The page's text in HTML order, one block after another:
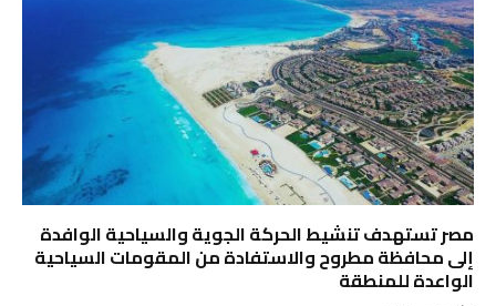
مصر تستهدف تنشيط الحركة الجوية والسياحية الوافدة
إلى محافظة مطروح والاستفادة من المقومات السياحية
الواعدة للمنطقة